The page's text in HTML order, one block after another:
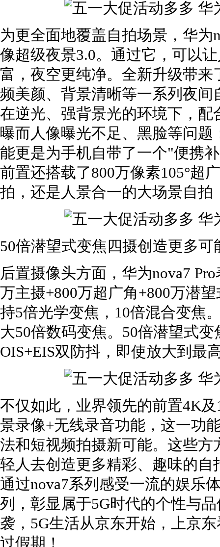
为更全面地覆盖自拍场景，华为
像超级夜景3.0。通过它，可以
富，夜空更纯净。全新升级带
频美颜、背景清晰等一系列夜
在逆光、强背景光的环境下，
曝而人像曝光不足、黑脸等问
能更是为手机自带了一个"便携
前置还搭载了800万像素105°超
拍，还是人景合一的大场景自拍
50倍潜望式变焦四摄创造更多可
后置摄像头方面，华为nova7
万主摄+800万超广角+800万潜
持5倍光学变焦，10倍混合变焦
大50倍数码变焦。50倍潜望式变
OIS+EIS双防抖，即使放大到最
不仅如此，业界领先的前置4K
景录像+无线录音功能，这一功
法和短视频拍摄新可能。这些
轻人去创造更多精彩、趣味的
通过nova7系列感受一流的娱乐
列，彰显属于5G时代的个性与
袭，5G生活从京东开始，上京
过假期！